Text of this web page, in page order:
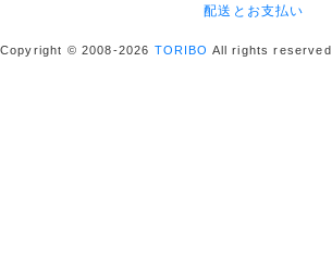
配送とお支払い
Copyright © 2008-2026 TORIBO All rights reserved.